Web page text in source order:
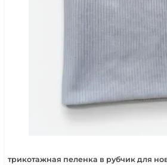
трикотажная пеленка в рубчик для